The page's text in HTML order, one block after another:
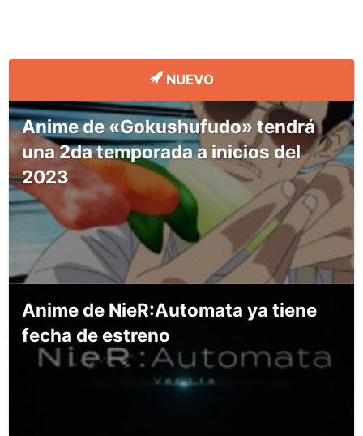
NUEVO
Anime de «Gokushufudo» tendrá
una 2da temporada a inicios del
2023
Anime de NieR:Automata ya tiene
fecha de estreno